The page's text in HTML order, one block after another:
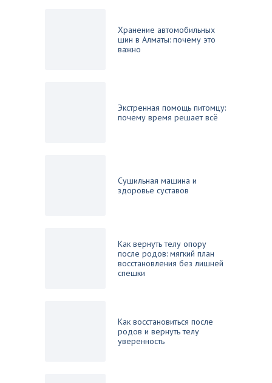
Хранение автомобильных
шин в Алматы: почему это
важно
Экстренная помощь питомцу:
почему время решает всё
Сушильная машина и
здоровье суставов
Как вернуть телу опору
после родов: мягкий план
восстановления без лишней
спешки
Как восстановиться после
родов и вернуть телу
уверенность